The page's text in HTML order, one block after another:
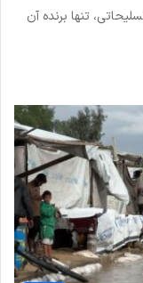
تنها برنده آن